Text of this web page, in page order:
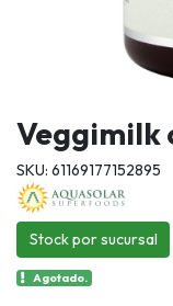
Veggimilk
SKU: 61169177152895
Stock por sucursal
Agotado.